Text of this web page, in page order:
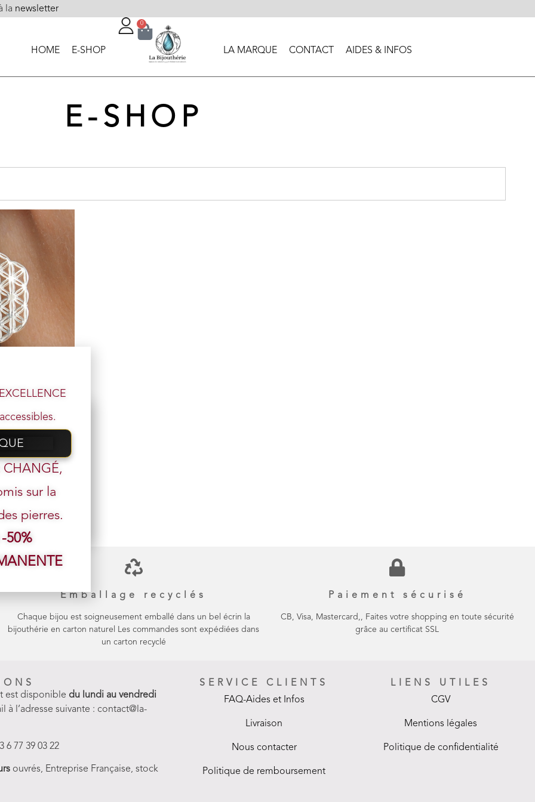
la newsletter
HOME E-SHOP LA MARQUE CONTACT AIDES & INFOS
0
E-SHOP
925
Emballage recyclés
Chaque bijou est soigneusement emballé dans un bel écrin la
bijouthérie en carton naturel Les commandes sont expédiées dans
un carton recyclé
Paiement sécurisé
CB, Visa, Mastercard,, Faites votre shopping en toute sécurité
grâce au certificat SSL
est disponible du lundi au vendredi
à l’adresse suivante : contact@la-
6 77 39 03 22
ouvrés, Entreprise Française, stock
SERVICE CLIENTS
FAQ-Aides et Infos
Livraison
Nous contacter
Politique de remboursement
LIENS UTILES
CGV
Mentions légales
Politique de confidentialité
CHANGÉ,
sur la
pierres.
50%